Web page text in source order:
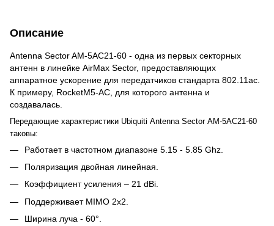
Описание
Antenna Sector AM-5AC21-60 - одна из первых секторных
антенн в линейке AirMax Sector, предоставляющих
аппаратное ускорение для передатчиков стандарта 802.11ac.
К примеру, RocketM5-AC, для которого антенна и
создавалась.
Передающие характеристики Ubiquiti Antenna Sector AM-5AC21-60
таковы:
Работает в частотном диапазоне 5.15 - 5.85 Ghz.
Поляризация двойная линейная.
Коэффициент усиления – 21 dBi.
Поддерживает MIMO 2x2.
Ширина луча - 60°.